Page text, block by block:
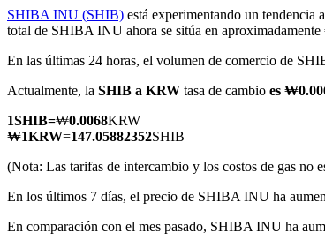
Futuros COIN-M
Futuros de criptomonedas
SHIBA INU (SHIB) está experimentando un tendencia
total de SHIBA INU ahora se sitúa en
En las últimas 24 horas, el volumen de comercio de
Actualmente, la SHIB a KRW tasa de cambio es
1SHIB=₩0.0068KRW
₩1KRW=147.05882352SHIB
(Nota: Las tarifas de intercambio y los costos de gas no
En los últimos 7 días, el precio de SHIBA INU ha
En comparación con el mes pasado, SHIBA INU ha